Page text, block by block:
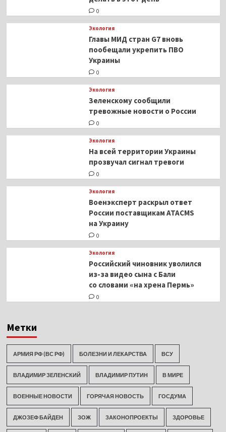
0
Экология
Главы МИД стран G7 вновь
пообещали укрепить ПВО
Украины
0
Экология
Зеленскому сообщили
тревожные новости о России
0
Экология
На всей территории Украины
прозвучал сигнал тревоги
0
Экология
Военэксперт раскрыл ответ
России поставщикам ATACMS
на Украину
0
Экология
Российский чиновник уволился
из-за видео сына с Бали
со словами «на хрена Пермь»
0
Метки
АРМИЯ РФ (ВС РФ) БОЛЕЗНИ И ЛЕКАРСТВА ВСУ
ВЛАДИМИР ЗЕЛЕНСКИЙ ВЛАДИМИР ПУТИН В МИРЕ
ВОЕННЫЕ НОВОСТИ ГОРЯЧАЯ НОВОСТЬ ГОСДУМА
ДЖОЗЕФ БАЙДЕН ЗОЖ ЗАКОНОПРОЕКТЫ ЗДОРОВЬЕ